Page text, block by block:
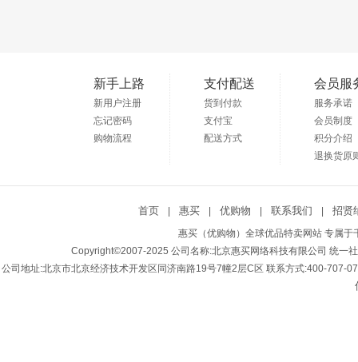
新手上路
新用户注册
忘记密码
购物流程
支付配送
货到付款
支付宝
配送方式
会员服
服务承诺
会员制度
积分介绍
退换货原
首页 惠买 优购物 联系我们 招贤
惠买（优购物）全球优品特卖网站 专属
Copyright©2007-2025 公司名称:北京惠买网络科技有限公司 统一
公司地址:北京市北京经济技术开发区同济南路19号7幢2层C区 联系方式:400-707-